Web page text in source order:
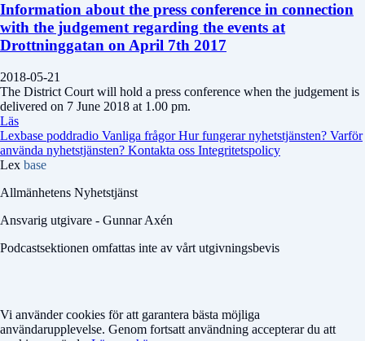
Information about the press conference in connection
with the judgement regarding the events at
Drottninggatan on April 7th 2017
2018-05-21
The District Court will hold a press conference when the judgement is
delivered on 7 June 2018 at 1.00 pm.
Läs
Lexbase poddradio Vanliga frågorHur fungerar nyhetstjänsten? Varför
använda nyhetstjänsten? Kontakta oss Integritetspolicy
Lex base
Allmänhetens Nyhetstjänst
Ansvarig utgivare - Gunnar Axén
Podcastsektionen omfattas inte av vårt utgivningsbevis
Vi använder cookies för att garantera bästa möjliga
användarupplevelse. Genom fortsatt användning accepterar du att